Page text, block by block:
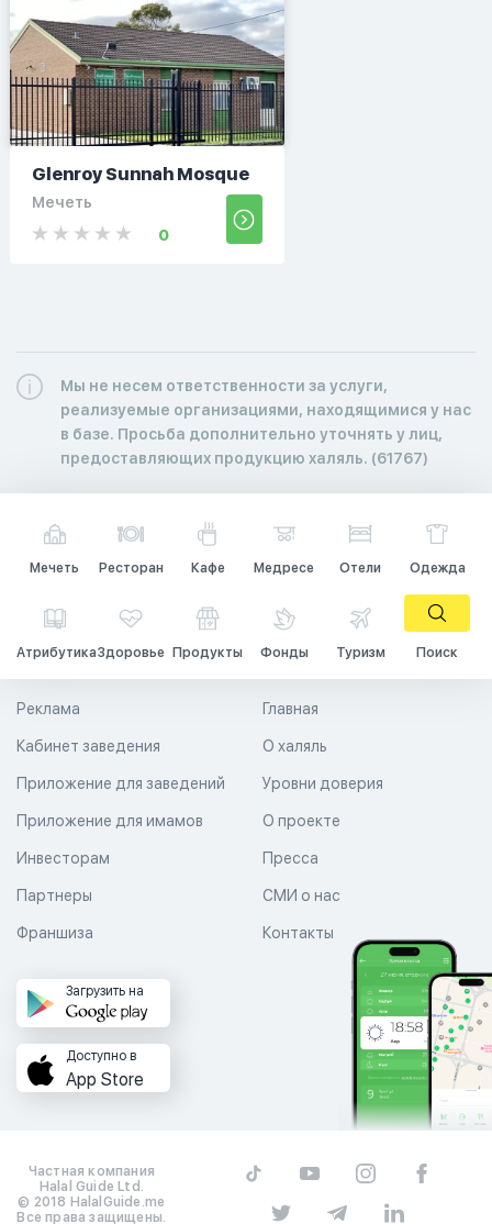
Glenroy Sunnah Mosque
Мечеть
0
Мы не несем ответственности за услуги,
реализуемые организациями, находящимися у нас
в базе. Просьба дополнительно уточнять у лиц,
предоставляющих продукцию халяль. (61767)
Мечеть Ресторан Кафе Медресе Отели Одежда
АтрибутикаЗдоровье Продукты Фонды Туризм Поиск
Главная
О халяль
Уровни доверия
Реклама
Кабинет заведения
Приложение для заведений
Приложение для имамов О проекте
Пресса
СМИ о нас
Контакты
Инвесторам
Партнеры
Франшиза
Загрузить на
Доступно в
App Store
Частная компания
Halal Guide Ltd.
© 2018 HalalGuide.me
Все права защищены.